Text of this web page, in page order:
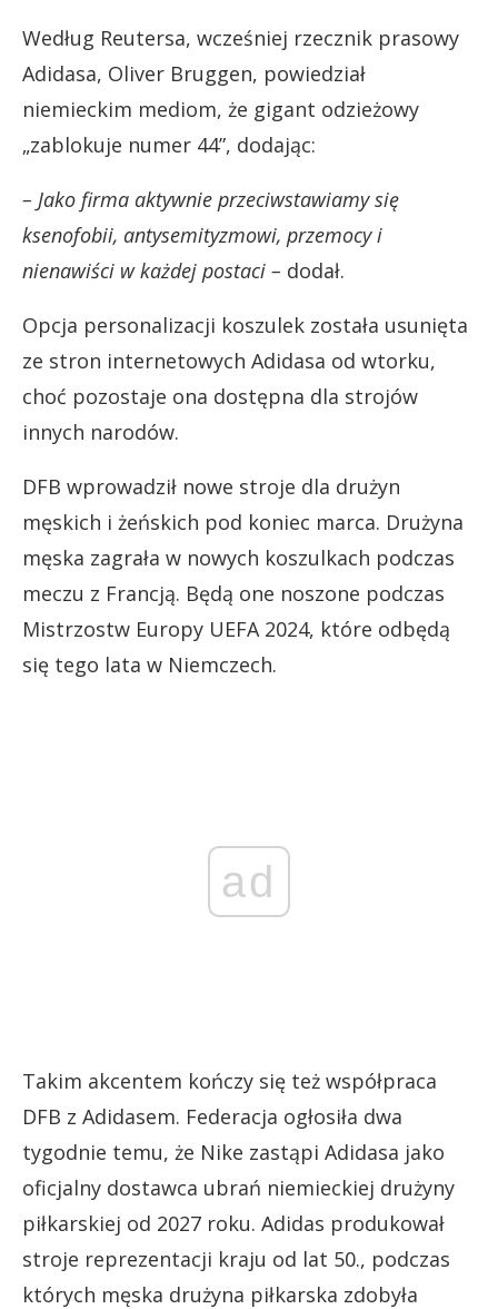
Według Reutersa, wcześniej rzecznik prasowy
Adidasa, Oliver Bruggen, powiedział
niemieckim mediom, że gigant odzieżowy
„zablokuje numer 44”, dodając:
– Jako firma aktywnie przeciwstawiamy się
ksenofobii, antysemityzmowi, przemocy i
nienawiści w każdej postaci – dodał.
Opcja personalizacji koszulek została usunięta
ze stron internetowych Adidasa od wtorku,
choć pozostaje ona dostępna dla strojów
innych narodów.
DFB wprowadził nowe stroje dla drużyn
męskich i żeńskich pod koniec marca. Drużyna
męska zagrała w nowych koszulkach podczas
meczu z Francją. Będą one noszone podczas
Mistrzostw Europy UEFA 2024, które odbędą
się tego lata w Niemczech.
ad
Takim akcentem kończy się też współpraca
DFB z Adidasem. Federacja ogłosiła dwa
tygodnie temu, że Nike zastąpi Adidasa jako
oficjalny dostawca ubrań niemieckiej drużyny
piłkarskiej od 2027 roku. Adidas produkował
stroje reprezentacji kraju od lat 50., podczas
których męska drużyna piłkarska zdobyła